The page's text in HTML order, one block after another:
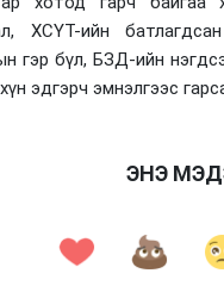
ХСҮТ-ийн
гэр бүл, БЗД-ийн
эдгэрч эмнэлгээс
ЭНЭ